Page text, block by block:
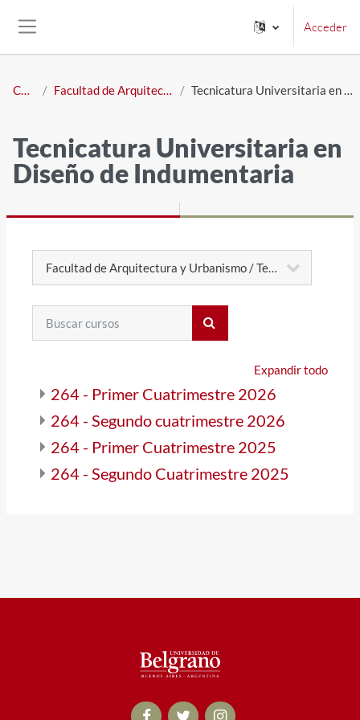
Acceder
Cursos Facultad de Arquitectura y Urbanismo Tecnicatura Universitaria en Diseño de Indumentaria
Tecnicatura Universitaria en
Diseño de Indumentaria
Categorías
Expandir todo
264 - Primer Cuatrimestre 2026
264 - Segundo cuatrimestre 2026
264 - Primer Cuatrimestre 2025
264 - Segundo Cuatrimestre 2025